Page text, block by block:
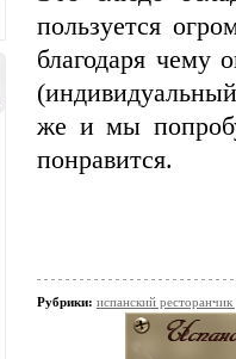
пользуется
благодаря чему
же и мы
понравится.
Рубрики: испанский